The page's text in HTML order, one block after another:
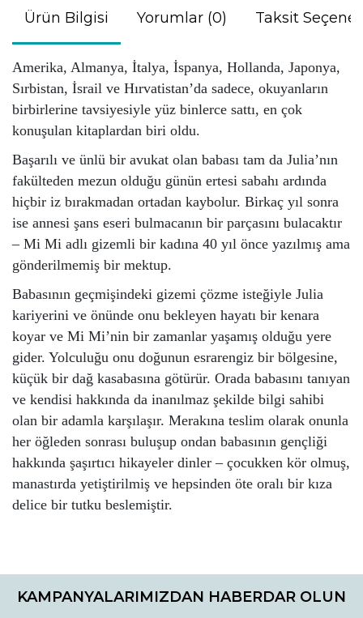
Ürün Bilgisi Yorumlar (0) Taksit
Amerika, Almanya, İtalya, İspanya, Hollanda, Japonya,
Sırbistan, İsrail ve Hırvatistan’da sadece, okuyanların
birbirlerine tavsiyesiyle yüz binlerce sattı, en çok
konuşulan kitaplardan biri oldu.
Başarılı ve ünlü bir avukat olan babası tam da Julia’nın
fakülteden mezun olduğu günün ertesi sabahı ardında
hiçbir iz bırakmadan ortadan kaybolur. Birkaç yıl sonra
ise annesi şans eseri bulmacanın bir parçasını bulacaktır
– Mi Mi adlı gizemli bir kadına 40 yıl önce yazılmış ama
gönderilmemiş bir mektup.
Babasının geçmişindeki gizemi çözme isteğiyle Julia
kariyerini ve önünde onu bekleyen hayatı bir kenara
koyar ve Mi Mi’nin bir zamanlar yaşamış olduğu yere
gider. Yolculuğu onu doğunun esrarengiz bir bölgesine,
küçük bir dağ kasabasına götürür. Orada babasını tanıyan
ve kendisi hakkında da inanılmaz şekilde bilgi sahibi
olan bir adamla karşılaşır. Merakına teslim olarak onunla
her öğleden sonrası buluşup ondan babasının gençliği
hakkında şaşırtıcı hikayeler dinler – çocukken kör olmuş,
manastırda yetiştirilmiş ve hepsinden öte oralı bir kıza
delice bir tutku beslemiştir.
konularda yetersiz gördüğünüz noktaları öneri formunu
Görüş ve önerileriniz için teşekkür ederiz.
KAMPANYALARIMIZDAN HABERDAR OLUN